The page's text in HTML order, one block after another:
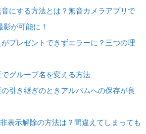
にする方法とは？無音カメラアプリで
が可能に！
プレゼントできずエラーに？三つの理
グループ名を変える方法
引き継ぎのときアルバムへの保存が良
表示解除の方法は？間違えてしまっても